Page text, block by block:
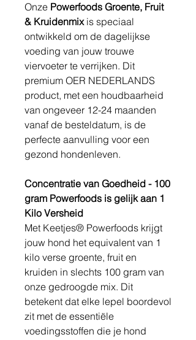
Onze Powerfoods Groente, Fruit
& Kruidenmixis speciaal
ontwikkeld om de dagelijkse
voeding van jouw trouwe
viervoeter te verrijken. Dit
premium OER NEDERLANDS
product, met een houdbaarheid
van ongeveer 12-24 maanden
vanaf de besteldatum, is de
perfecte aanvulling voor een
gezond hondenleven.
Concentratie van Goedheid - 100
gram Powerfoods is gelijk aan 1
Kilo Versheid
Met Keetjes® Powerfoods krijgt
jouw hond het equivalent van 1
kilo verse groente, fruit en
kruiden in slechts 100 gram van
onze gedroogde mix. Dit
betekent dat elke lepel boordevol
zit met de essentiële
voedingsstoffen die je hond